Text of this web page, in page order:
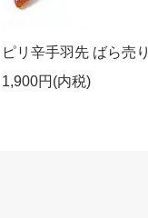
ピリ辛手羽先 ばら売り
1,900円(内税)